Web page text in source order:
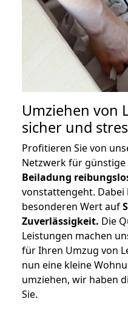
Umziehen von
sicher und
Profitieren Sie von
Netzwerk für
Beiladung
vonstattengeht.
besonderen Wert auf
Zuverlässigkeit. Die
Leistungen machen
für Ihren Umzug von
nun eine kleine
umziehen, wir haben
Sie.